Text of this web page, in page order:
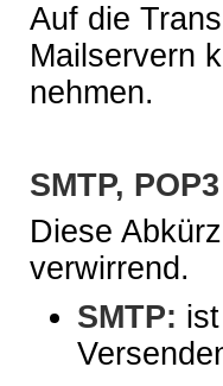
Auf die
Mailservern
nehmen.
SMTP,
Diese
verwirrend.
SMTP: